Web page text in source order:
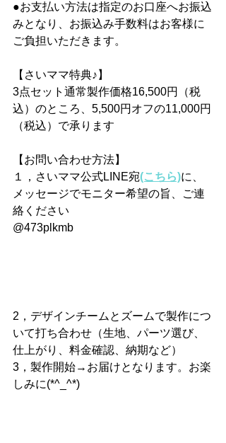
●お支払い方法は指定のお口座へお振込
みとなり、お振込み手数料はお客様に
ご負担いただきます。
【さいママ特典♪】
3点セット通常製作価格16,500円（税
込）のところ、5,500円オフの11,000円
（税込）で承ります
【お問い合わせ方法】
１，さいママ公式LINE宛(こちら)に、
メッセージでモニター希望の旨、ご連
絡ください
@473plkmb
2，デザインチームとズームで製作につ
いて打ち合わせ（生地、パーツ選び、
仕上がり、料金確認、納期など）
3，製作開始→お届けとなります。お楽
しみに(*^_^*)